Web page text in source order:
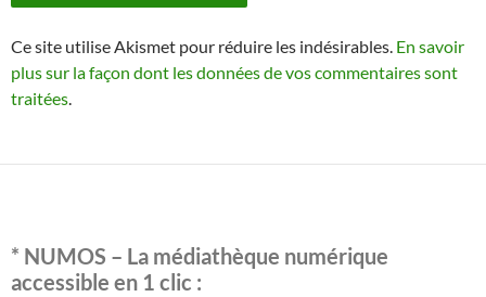
Ce site utilise Akismet pour réduire les indésirables. En savoir
plus sur la façon dont les données de vos commentaires sont
traitées.
* NUMOS – La médiathèque numérique
accessible en 1 clic :